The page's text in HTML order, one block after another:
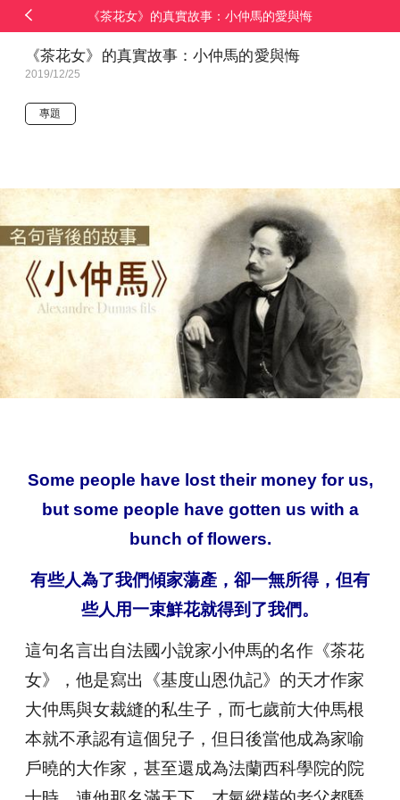
《茶花女》的真實故事：小仲馬的愛與悔
《茶花女》的真實故事：小仲馬的愛與悔
2019/12/25
專題
Some people have lost their money for us,
but some people have gotten us with a
bunch of flowers.
有些人為了我們傾家蕩產，卻一無所得，但有
些人用一束鮮花就得到了我們。
這句名言出自法國小說家小仲馬的名作《茶花
女》，他是寫出《基度山恩仇記》的天才作家
大仲馬與女裁縫的私生子，而七歲前大仲馬根
本就不承認有這個兒子，但日後當他成為家喻
戶曉的大作家，甚至還成為法蘭西科學院的院